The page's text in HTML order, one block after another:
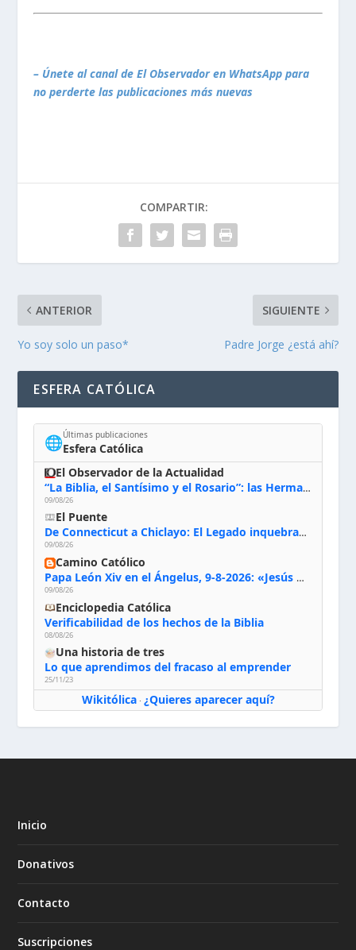
– Únete al canal de El Observador en WhatsApp para
no perderte las publicaciones más nuevas
COMPARTIR:
ANTERIOR
Yo soy solo un paso*
SIGUIENTE
Padre Jorge ¿está ahí?
ESFERA CATÓLICA
🌐Últimas publicaciones
Esfera Católica
El Observador de la Actualidad
“La Biblia, el Santísimo y el Rosario”: las Hermanas de Belén, evacuadas por el incendio de Huelva, España
09/08/26
El Puente
De Connecticut a Chiclayo: El Legado inquebrantable de Monseñor Juan Tomis Stack
09/08/26
Camino Católico
Papa León Xiv en el Ángelus, 9-8-2026: «Jesús no nos abandona y si lo acogemos con humildad con la oración, los sacramentos y la escucha de su Palabra, en Él encontraremos paz, luz y fuerza para nuestro camino»
09/08/26
Enciclopedia Católica
Verificabilidad de los hechos de la Biblia
08/08/26
Una historia de tres
Lo que aprendimos del fracaso al emprender
25/11/23
Wikitólica· ¿Quieres aparecer aquí?
Inicio
Donativos
Contacto
Suscripciones